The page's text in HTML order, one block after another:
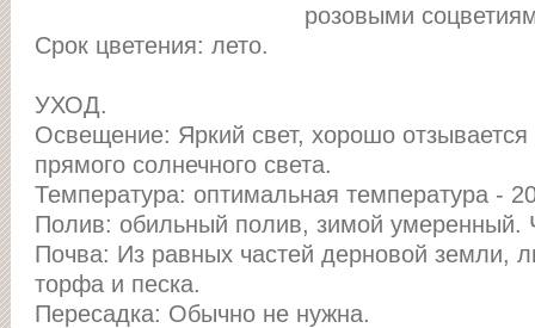
розовыми
Срок цветения: лето.
УХОД.
Освещение: Яркий свет, хорошо отзывается
прямого солнечного света.
Температура: оптимальная температура -
Полив: обильный полив, зимой умеренный.
Почва: Из равных частей дерновой земли,
торфа и песка.
Пересадка: Обычно не нужна.